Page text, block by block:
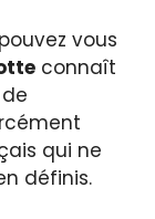
vous
connaît
qui ne
définis.